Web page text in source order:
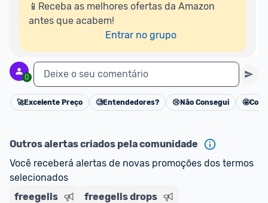
📱Receba as melhores ofertas da Amazon
antes que acabem!
Entrar no grupo
0 Deixe o seu comentário
Cancelar
🚀Excelente Preço 🧐Entendedores? 😢 Não Consegui 🤩
Outros alertas criados pela comunidade
Você receberá alertas de novas promoções dos termos
selecionados
freegells
freegells drops